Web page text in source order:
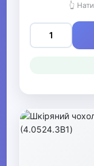
👆